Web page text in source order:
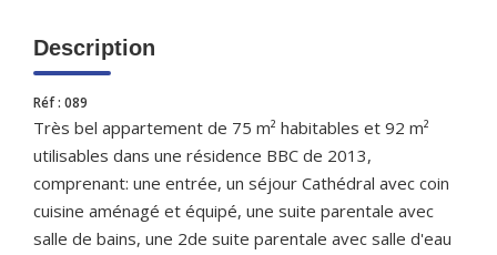
Description
Réf : 089
Très bel appartement de 75 m² habitables et 92 m²
utilisables dans une résidence BBC de 2013,
comprenant: une entrée, un séjour Cathédral avec coin
cuisine aménagé et équipé, une suite parentale avec
salle de bains, une 2de suite parentale avec salle d'eau